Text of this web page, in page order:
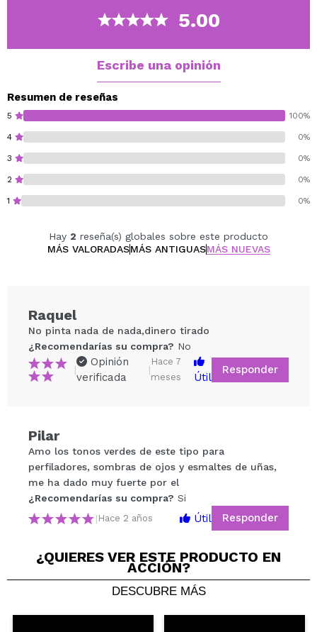
5.00
Escribe una opinión
Resumen de reseñas
5 100%
4 0%
3 0%
2 0%
1 0%
Hay 2 reseña(s) globales sobre este producto
MÁS VALORADASMÁS ANTIGUASMÁS NUEVAS
Compartir un vídeo o una foto
Tu vídeo podría ser el primero. Imagínatelo...
Si No
ENVIAR
Raquel
No pinta nada de nada,dinero tirado
¿Recomendarías su compra? No
|
Opinión
verificada
|
Hace 7
meses
Útil
Responder
Pilar
Amo los tonos verdes de este tipo para
perfiladores, sombras de ojos y esmaltes de uñas,
me ha dado muy fuerte por el
¿Recomendarías su compra? Si
| Hace 2 años Útil Responder
¿QUIERES VER ESTE PRODUCTO EN
ACCIÓN?
DESCUBRE MÁS